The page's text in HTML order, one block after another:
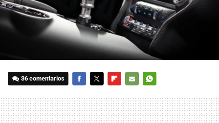
36 comentarios
MAIL